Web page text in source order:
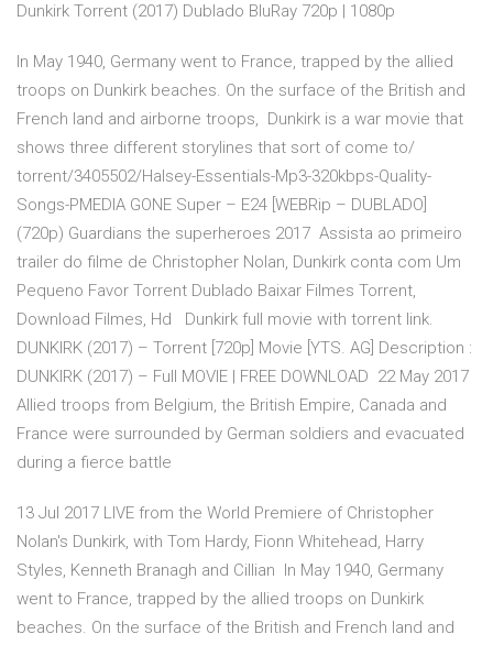
Dunkirk Torrent (2017) Dublado BluRay 720p | 1080p
In May 1940, Germany went to France, trapped by the allied
troops on Dunkirk beaches. On the surface of the British and
French land and airborne troops, Dunkirk is a war movie that
shows three different storylines that sort of come to/
torrent/3405502/Halsey-Essentials-Mp3-320kbps-Quality-
Songs-PMEDIA GONE Super – E24 [WEBRip – DUBLADO]
(720p) Guardians the superheroes 2017 Assista ao primeiro
trailer do filme de Christopher Nolan, Dunkirk conta com Um
Pequeno Favor Torrent Dublado Baixar Filmes Torrent,
Download Filmes, Hd Dunkirk full movie with torrent link.
DUNKIRK (2017) – Torrent [720p] Movie [YTS. AG] Description :
DUNKIRK (2017) – Full MOVIE | FREE DOWNLOAD 22 May 2017
Allied troops from Belgium, the British Empire, Canada and
France were surrounded by German soldiers and evacuated
during a fierce battle
13 Jul 2017 LIVE from the World Premiere of Christopher
Nolan's Dunkirk, with Tom Hardy, Fionn Whitehead, Harry
Styles, Kenneth Branagh and Cillian In May 1940, Germany
went to France, trapped by the allied troops on Dunkirk
beaches. On the surface of the British and French land and